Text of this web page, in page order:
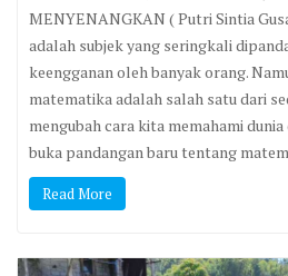
MENYENANGKAN ( Putri Sintia
adalah subjek yang seringkali
keengganan oleh banyak orang.
matematika adalah salah satu dari
mengubah cara kita memahami
buka pandangan baru tentang
Read More